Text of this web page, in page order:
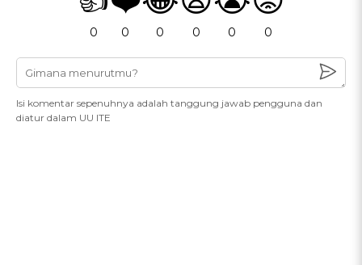
0 0 0 0 0 0
Isi komentar sepenuhnya adalah tanggung jawab pengguna dan
diatur dalam UU ITE